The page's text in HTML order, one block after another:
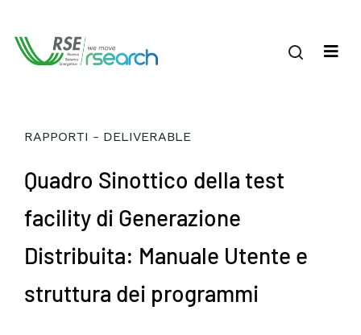
RAPPORTI - DELIVERABLE
Quadro Sinottico della test
facility di Generazione
Distribuita: Manuale Utente e
struttura dei programmi